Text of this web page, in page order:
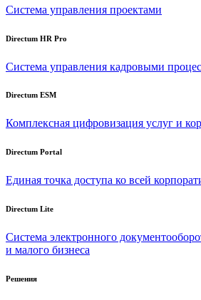
Система управления проектами
Directum HR Pro
Система управления кадровыми
Directum ESM
Комплексная цифровизация услуг и
Directum Portal
Единая точка доступа ко всей
Directum Lite
Система электронного
и малого бизнеса
Решения